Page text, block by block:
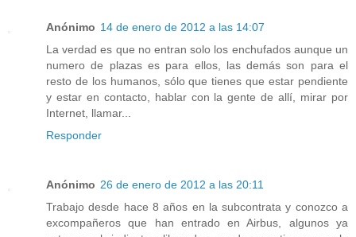
Anónimo 14 de enero de 2012 a las 14:07
La verdad es que no entran solo los enchufados aunque un
numero de plazas es para ellos, las demás son para el
resto de los humanos, sólo que tienes que estar pendiente
y estar en contacto, hablar con la gente de allí, mirar por
Internet, llamar...
Responder
Anónimo 26 de enero de 2012 a las 20:11
Trabajo desde hace 8 años en la subcontrata y conozco a
excompañeros que han entrado en Airbus, algunos ya